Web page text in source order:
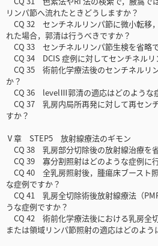
リンパ節へ流れたときどうしますか？
CQ 32 センチネルリンパ節に微小転移
れた場合，郭清は行うべきですか？
CQ 33 センチネルリンパ節生検を省略
CQ 34 DCIS 症例に対してセンチネルリ
CQ 35 術前化学療法後のセンチネルリ
か？
CQ 36 levelⅢ郭清の適応はどのような
CQ 37 乳房内局所再発に対して再セン
すか？
Ⅴ章 STEP5 放射線療法のギモン
CQ 38 乳房部分切除後の放射線治療を
CQ 39 寡分割照射はどのような症例に
CQ 40 全乳房照射後，腫瘍床ブースト
な症例ですか？
CQ 41 乳房全切除術後放射線療法（
うな症例ですか？
CQ 42 術前化学療法後における乳房全切
または領域リンパ節照射の適応はどのよう